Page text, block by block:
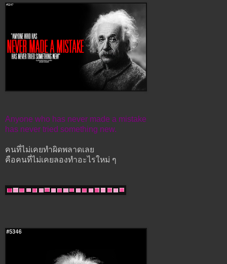
Anyone who has never made a mistake
has never tried something new.
คนที่ไม่เคยทำผิดพลาดเลย
คือคนที่ไม่เคยลองทำอะไรใหม่ ๆ